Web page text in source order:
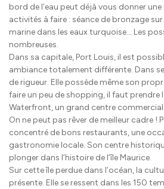
bord de l’eau peut déjà vous donner
activités à faire : séance de bronzage
marine dans les eaux turquoise… Les
nombreuses.
Dans sa capitale, Port Louis, il est
ambiance totalement différente. Dans
de rigueur. Elle possède même son
faire un peu de shopping, il faut prendre
Waterfront, un grand centre commercial
On ne peut pas rêver de meilleur cadre !
concentré de bons restaurants, une
gastronomie locale. Son centre
plonger dans l’histoire de l’île Maurice.
Sur cette île perdue dans l’océan, la
présente. Elle se ressent dans les 150